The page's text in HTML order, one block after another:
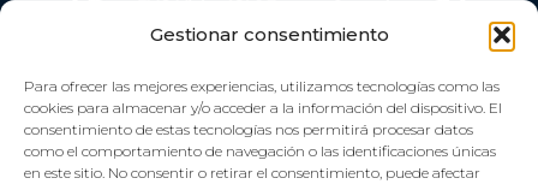
Gestionar consentimiento
Para ofrecer las mejores experiencias, utilizamos tecnologías como las
cookies para almacenar y/o acceder a la información del dispositivo. El
consentimiento de estas tecnologías nos permitirá procesar datos
como el comportamiento de navegación o las identificaciones únicas
en este sitio. No consentir o retirar el consentimiento, puede afectar